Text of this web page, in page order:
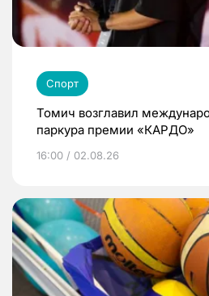
Спорт
Томич возглавил
паркура премии «КАРДО»
16:00 / 02.08.26